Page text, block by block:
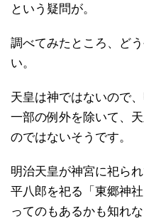
という疑問が。
調べてみたところ、ど
い。
天皇は神ではないので
一部の例外を除いて、
のではないそうです。
明治天皇が神宮に祀ら
平八郎を祀る「東郷神
ってのもあるかも知れ